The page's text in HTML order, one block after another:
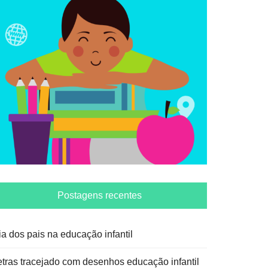
Postagens recentes
dos pais na educação infantil
tracejado com desenhos educação infantil